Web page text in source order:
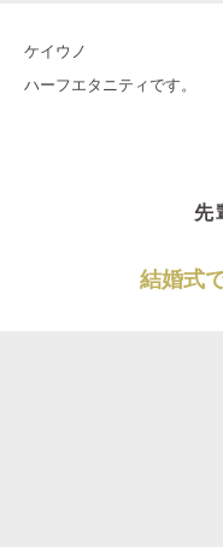
ケイウノ
ハーフエタニティです。
先
結婚式